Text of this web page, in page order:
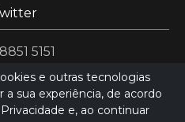
5151
e outras tecnologias
sua experiência, de acordo
e, ao continuar